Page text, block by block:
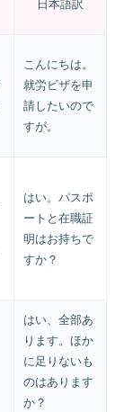
日本語訳
こんにちは。
就労ビザを申
請したいので
すが。
はい。パスポ
ートと在職証
明はお持ちで
すか？
はい、全部あ
ります。ほか
に足りないも
のはあります
か？